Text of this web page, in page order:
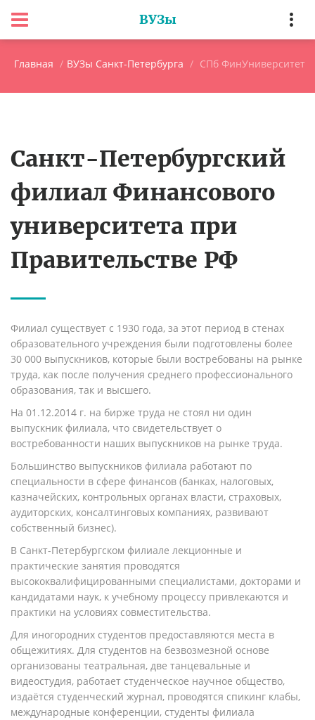
ВУЗы
Главная ВУЗы Санкт-Петербурга СПб ФинУниверситет
Санкт-Петербургский
филиал Финансового
университета при
Правительстве РФ
Филиал существует с 1930 года, за этот период в стенах
образовательного учреждения были подготовлены более
30 000 выпускников, которые были востребованы на рынке
труда, как после получения среднего профессионального
образования, так и высшего.
На 01.12.2014 г. на бирже труда не стоял ни один
выпускник филиала, что свидетельствует о
востребованности наших выпускников на рынке труда.
Большинство выпускников филиала работают по
специальности в сфере финансов (банках, налоговых,
казначейских, контрольных органах власти, страховых,
аудиторских, консалтинговых компаниях, развивают
собственный бизнес).
В Санкт-Петербургском филиале лекционные и
практические занятия проводятся
высококвалифицированными специалистами, докторами и
кандидатами наук, к учебному процессу привлекаются и
практики на условиях совместительства.
Для иногородних студентов предоставляются места в
общежитиях. Для студентов на безвозмезной основе
организованы театральная, две танцевальные и
видеостудия, работает студенческое научное общество,
издаётся студенческий журнал, проводятся спикинг клабы,
международные конференции, студенты филиала